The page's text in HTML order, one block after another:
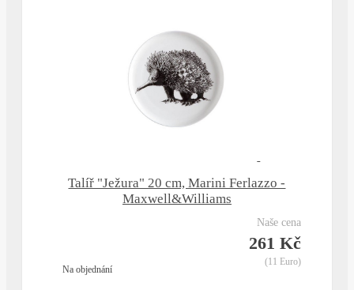
Talíř "Ježura" 20 cm, Marini Ferlazzo -
Maxwell&Williams
naše cena
261 Kč
(11 Euro)
na objednání